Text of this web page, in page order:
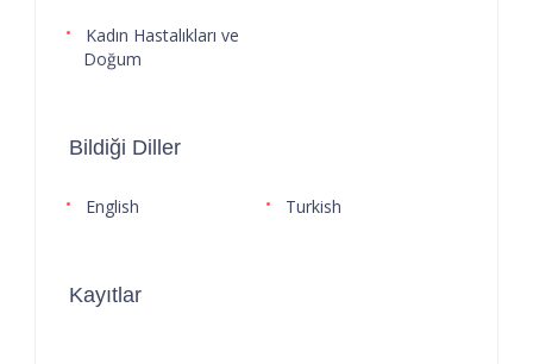
Kadın Hastalıkları ve
Doğum
Bildiği Diller
English Turkish
Kayıtlar